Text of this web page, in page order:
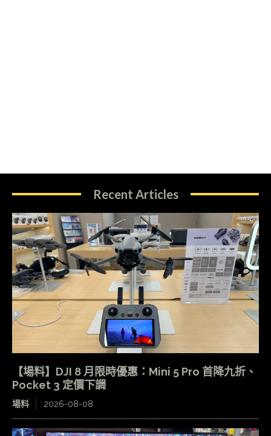
Recent Articles
【場料】DJI 8 月限時優惠：Mini 5 Pro 首降九折、
Pocket 3 定價下調
場料 2026-08-08